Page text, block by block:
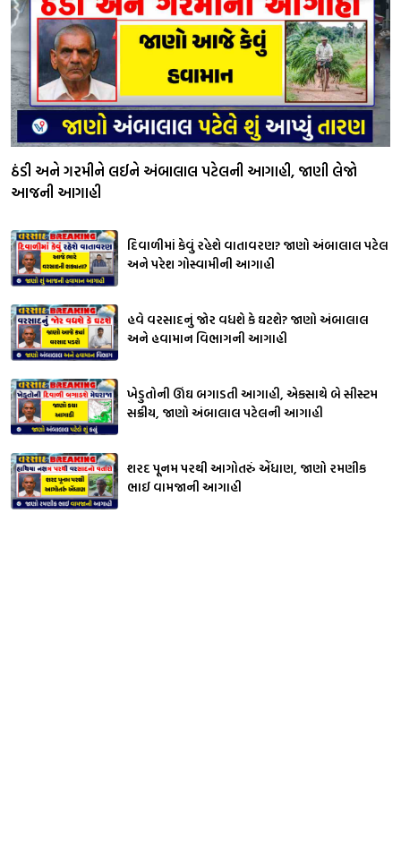
ઠંડી અને ગરમીને લઈને અંબાલાલ પટેલની આગાહી, જાણી લેજો
આજની આગાહી
દિવાળીમાં કેવું રહેશે વાતાવરણ? જાણો અંબાલાલ પટેલ
અને પરેશ ગોસ્વામીની આગાહી
હવે વરસાદનું જોર વધશે કે ઘટશે? જાણો અંબાલાલ
અને હવામાન વિભાગની આગાહી
ખેડુતોની ઊંઘ બગાડતી આગાહી, એકસાથે બે સીસ્ટમ
સક્રીય, જાણો અંબાલાલ પટેલની આગાહી
શરદ પૂનમ પરથી આગોતરું એંધાણ, જાણો રમણીક
ભાઈ વામજાની આગાહી